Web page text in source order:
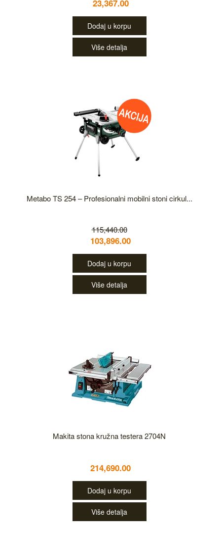
23,367.00
Dodaj u korpu
Više detalja
Metabo TS 254 – Profesionalni mobilni stoni cirkul...
115,440.00
103,896.00
Dodaj u korpu
Više detalja
Makita stona kružna testera 2704N
214,690.00
Dodaj u korpu
Više detalja